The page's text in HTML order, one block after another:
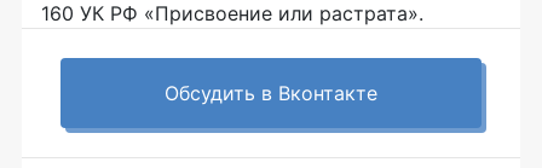
160 УК РФ «Присвоение или растрата».
Обсудить в Вконтакте